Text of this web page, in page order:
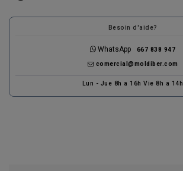
Besoin d'aide?
WhatsApp 667 838 947
comercial@moldiber.com
Lun - Jue 8h a 16h Vie 8h a 14h